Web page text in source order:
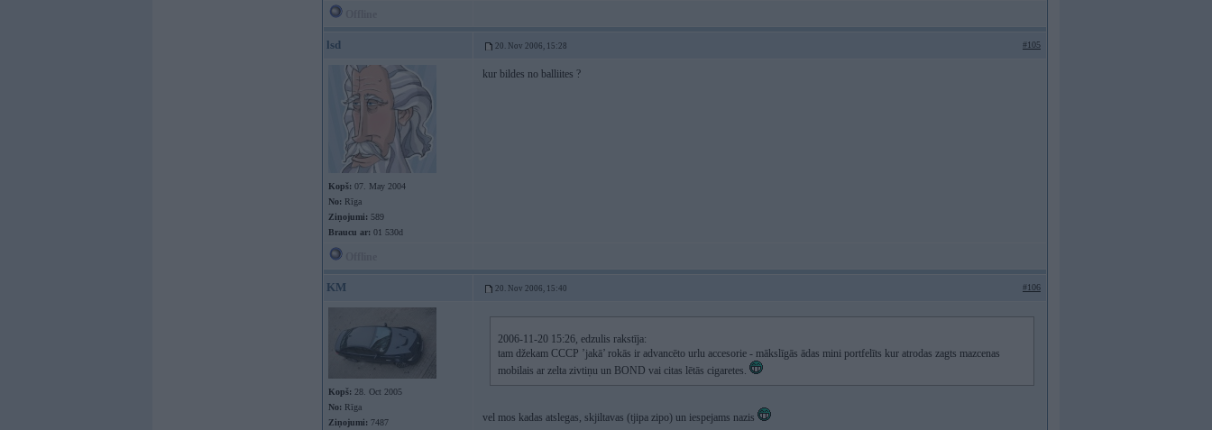
lsd 20. Nov 2006, 15:28 #105
Kopš: 07. May 2004
No: Rīga
Ziņojumi: 589
Braucu ar: 01 530d
kur bildes no balliites ?
KM 20. Nov 2006, 15:40 #106
Kopš: 28. Oct 2005
No: Rīga
Ziņojumi: 7487
2006-11-20 15:26, edzulis rakstīja:
tam džekam CCCP ’jakā’ rokās ir advancēto urlu accesorie - mākslīgās ādas mini portfelīts kur atrodas zagts mazcenas
mobilais ar zelta zivtiņu un BOND vai citas lētās cigaretes.
vel mos kadas atslegas, skjiltavas (tjipa zipo) un iespejams nazis